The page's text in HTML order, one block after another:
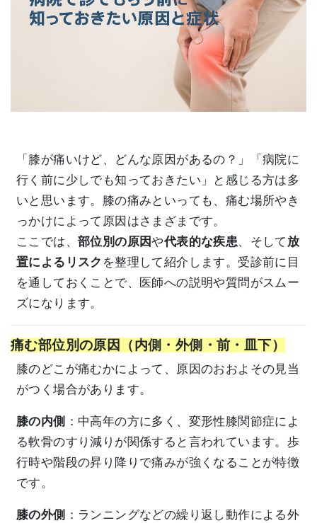
「膝が痛いけど、どんな原因があるの？」「病院に
行く前に少しでも知っておきたい」と感じる方は多
いと思います。膝の痛みといっても、痛む場所やき
っかけによって原因はさまざまです。
ここでは、 部位別の原因や代表的な疾患、そして 放
置によるリスク を整理して紹介します。受診前に目
を通しておくことで、医師への説明や質問がスムー
ズになります。
痛む部位別の原因（内側・外側・前・皿下）
膝のどこが痛むかによって、原因のおおよその見当
がつく場合があります。
膝の内側 ：中高年の方に多く、変形性膝関節症によ
る軟骨のすり減りが関係すると言われています。歩
行時や階段の昇り降りで痛みが強くなることが特徴
です。
膝の外側 ：ランニングなどの繰り返し動作による外